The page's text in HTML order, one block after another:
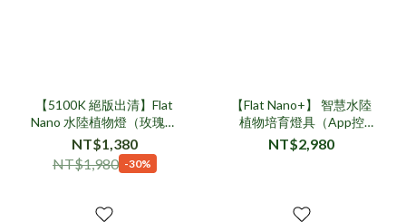
【5100K 絕版出清】Flat
Nano 水陸植物燈（玫瑰金
／夾燈款）
NT$1,380
NT$1,980 -30%
【Flat Nano+】 智慧水陸
植物培育燈具（App控
制、內建定時器、夾燈）
NT$2,980